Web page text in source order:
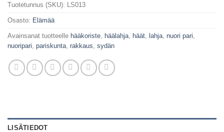
Tuotetunnus (SKU): LS013
Osasto: Elämää
Avainsanat tuotteelle hääkoriste häälahja häät lahja nuori pari
nuoripari pariskunta rakkaus sydän
LISÄTIEDOT